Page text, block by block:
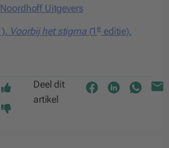
Uitgevers
Voorbij het stigma(1e editie).
Deel dit
artikel